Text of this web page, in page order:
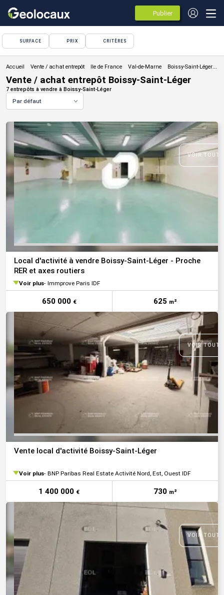
Publier
des
annonces
SURFACE PRIX CRITÈRES
Vente / achat entrepôt
Vente / achat entrepôt Boissy-Saint-Léger
7 entrepôts à vendre à Boissy-Saint-Léger
Par défaut
VOIR
Local d'activité à vendre Boissy-Saint-Léger - Proche
RER et axes routiers
Voir plus Immprove Paris IDF
650 000 € 625 m²
VOIR
Vente local d'activité Boissy-Saint-Léger
Voir plus BNP Paribas Real Estate Activité Nord, Est, Ouest IDF
1 400 000 € 730 m²
VOIR